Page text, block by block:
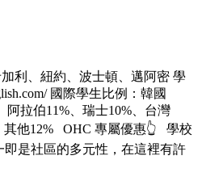
利、紐約、波士頓、邁阿密 學
國際學生比例：韓國
阿拉伯11%、瑞士10%、台灣
其他12% OHC 專屬優惠👆 學校
是社區的多元性，在這裡有許